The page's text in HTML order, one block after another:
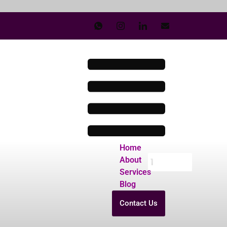
Home
About
Services
Blog
Contact Us